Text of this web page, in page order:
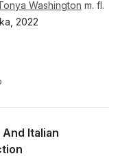
Washington m. fl.
2022
Italian